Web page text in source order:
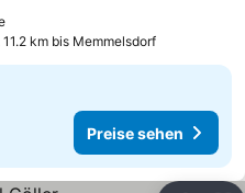
km bis Memmelsdorf
Preise sehen